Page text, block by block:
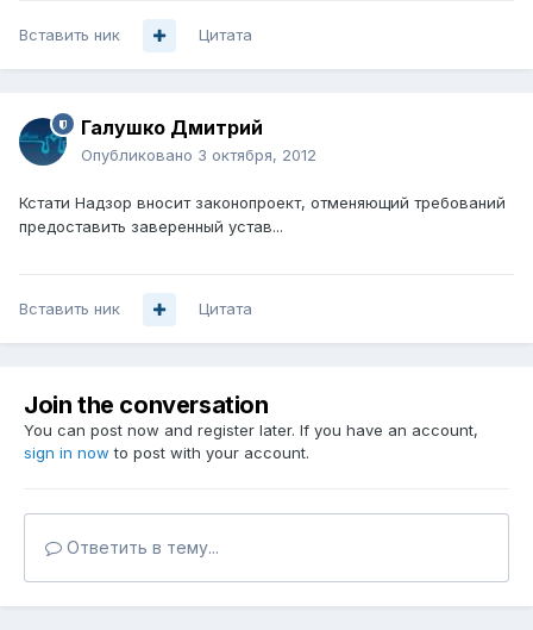
Вставить ник Цитата
Галушко Дмитрий
Опубликовано 3 октября, 2012
Кстати Надзор вносит законопроект, отменяющий требований
предоставить заверенный устав...
Вставить ник Цитата
Join the conversation
You can post now and register later. If you have an account,
sign in now to post with your account.
Ответить в тему...